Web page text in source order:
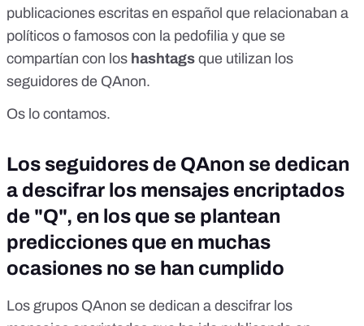
publicaciones escritas en español que relacionaban a
políticos o famosos con la pedofilia y que se
compartían con los hashtags que utilizan los
seguidores de QAnon.
Os lo contamos.
Los seguidores de QAnon se dedican
a descifrar los mensajes encriptados
de "Q", en los que se plantean
predicciones que en muchas
ocasiones no se han cumplido
Los grupos QAnon se dedican a descifrar los